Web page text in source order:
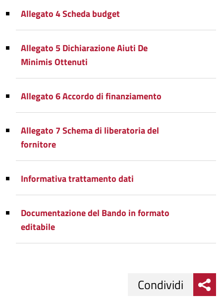
Allegato 4 Scheda budget
Allegato 5 Dichiarazione Aiuti De
Minimis Ottenuti
Allegato 6 Accordo di finanziamento
Allegato 7 Schema di liberatoria del
fornitore
Informativa trattamento dati
Documentazione del Bando in formato
editabile
Condividi